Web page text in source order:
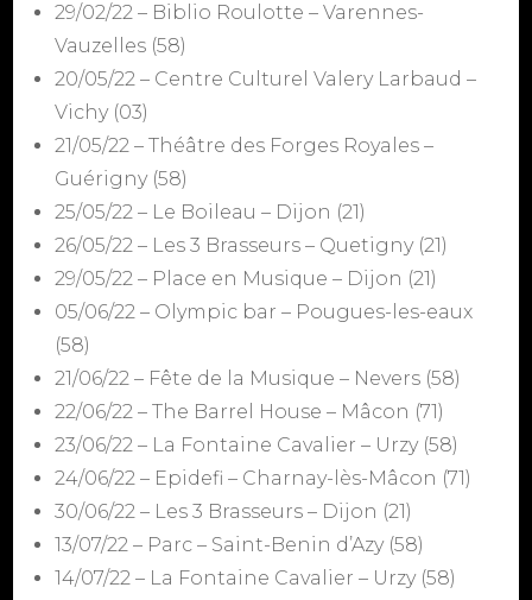
29/02/22 – Biblio Roulotte – Varennes-
Vauzelles (58)
20/05/22 – Centre Culturel Valery Larbaud –
Vichy (03)
21/05/22 – Théâtre des Forges Royales –
Guérigny (58)
25/05/22 – Le Boileau – Dijon (21)
26/05/22 – Les 3 Brasseurs – Quetigny (21)
29/05/22 – Place en Musique – Dijon (21)
05/06/22 – Olympic bar – Pougues-les-eaux
(58)
21/06/22 – Fête de la Musique – Nevers (58)
22/06/22 – The Barrel House – Mâcon (71)
23/06/22 – La Fontaine Cavalier – Urzy (58)
24/06/22 – Epidefi – Charnay-lès-Mâcon (71)
30/06/22 – Les 3 Brasseurs – Dijon (21)
13/07/22 – Parc – Saint-Benin d’Azy (58)
14/07/22 – La Fontaine Cavalier – Urzy (58)